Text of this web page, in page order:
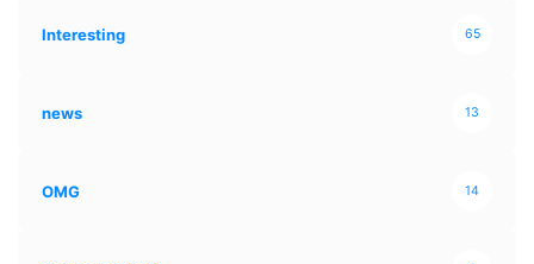
Interesting 65
news 13
OMG 14